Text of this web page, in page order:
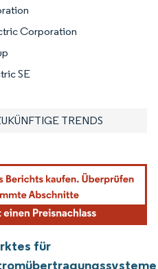
Corporation
SE
TRENDS
für